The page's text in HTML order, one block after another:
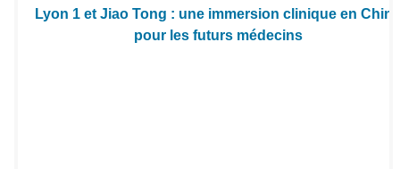
Lyon 1 et Jiao Tong : une immersion clinique en
pour les futurs médecins